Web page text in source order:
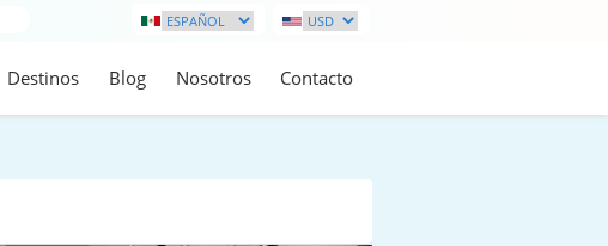
Destinos Blog Nosotros Contacto